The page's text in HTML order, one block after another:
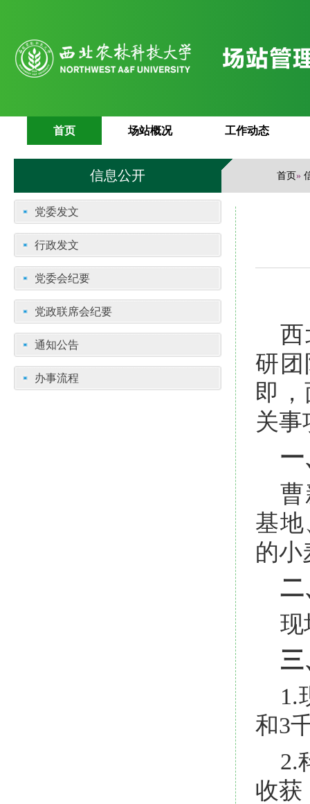
首页 场站概况 工作动态
信息公开 首页»
党委发文
行政发文
党委会纪要
党政联席会纪要
通知公告
办事流程
西
研团
即
关事
一
曹
基
的小
二
现
三
1.
和3
2.
收获